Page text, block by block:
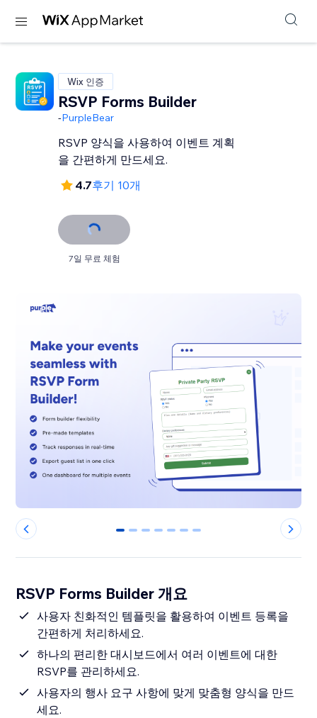
Wix 인증
RSVP Forms Builder
-PurpleBear
RSVP 양식을 사용하여 이벤트 계획
을 간편하게 만드세요.
4.7후기 10개
7일 무료 체험
0 1 2 3 4 5 6
RSVP Forms Builder 개요
사용자 친화적인 템플릿을 활용하여 이벤트 등록을
간편하게 처리하세요.
하나의 편리한 대시보드에서 여러 이벤트에 대한
RSVP를 관리하세요.
사용자의 행사 요구 사항에 맞게 맞춤형 양식을 만드
세요.